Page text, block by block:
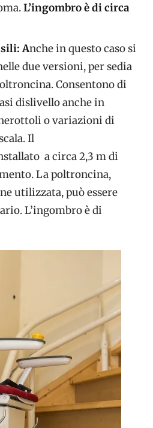
L’ingombro è di circa
Anche in questo caso si
due versioni, per sedia
Consentono di
dislivello anche in
o variazioni di
Il
a circa 2,3 m di
La poltroncina,
utilizzata, può essere
L’ingombro è di